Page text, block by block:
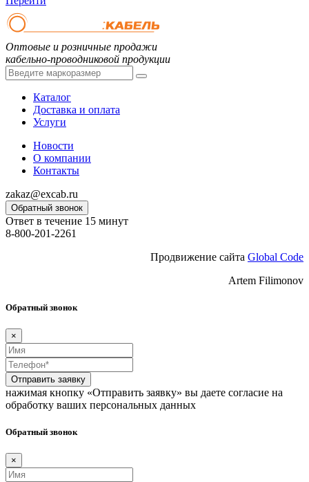
Оптовые и розничные продажи
кабельно-проводниковой продукции
Каталог
Доставка и оплата
Услуги
Новости
О компании
Контакты
zakaz@excab.ru
Обратный звонок
Ответ в течение 15 минут
8-800-201-2261
Продвижение сайта Global Code
Artem Filimonov
Обратный звонок
×
Отправить заявку
нажимая кнопку «Отправить заявку» вы даете согласие на
обработку ваших персональных данных
Обратный звонок
×